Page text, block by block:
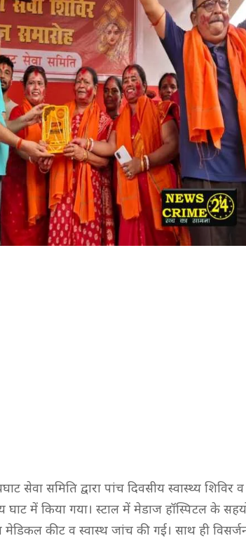
सेवा समिति द्वारा पांच दिवसीय स्वास्थ्य शिविर
में किया गया। स्टाल में मेडाज हॉस्पिटल के
मेडिकल कीट व स्वास्थ जांच की गई। साथ ही